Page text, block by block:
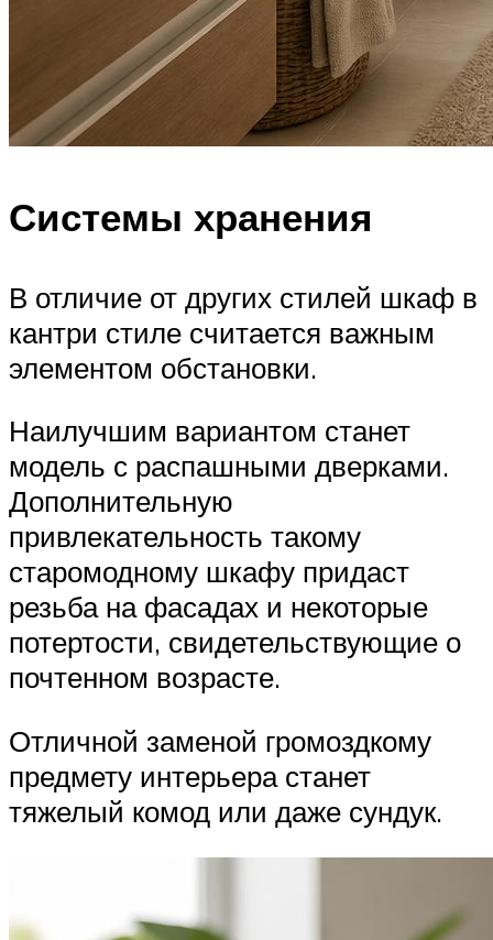
Системы хранения
В отличие от других стилей шкаф в
кантри стиле считается важным
элементом обстановки.
Наилучшим вариантом станет
модель с распашными дверками.
Дополнительную
привлекательность такому
старомодному шкафу придаст
резьба на фасадах и некоторые
потертости, свидетельствующие о
почтенном возрасте.
Отличной заменой громоздкому
предмету интерьера станет
тяжелый комод или даже сундук.